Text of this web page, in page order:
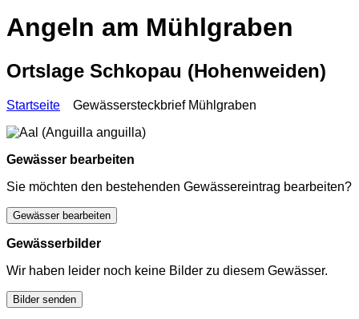
Angeln am Mühlgraben
Ortslage Schkopau (Hohenweiden)
Startseite Gewässersteckbrief Mühlgraben
Gewässer bearbeiten
Sie möchten den bestehenden Gewässereintrag bearbeiten?
Gewässer bearbeiten
Gewässerbilder
Wir haben leider noch keine Bilder zu diesem Gewässer.
Bilder senden